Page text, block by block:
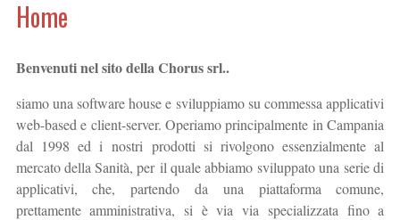
Home
Benvenuti nel sito della Chorus srl..
siamo una software house e sviluppiamo su commessa applicativi
web-based e client-server. Operiamo principalmente in Campania
dal 1998 ed i nostri prodotti si rivolgono essenzialmente al
mercato della Sanità, per il quale abbiamo sviluppato una serie di
applicativi, che, partendo da una piattaforma comune,
prettamente amministrativa, si è via via specializzata fino a